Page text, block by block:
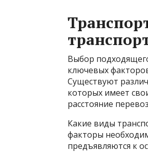
Выбор
ключевых
Существуют
которых имеет
расстояние
Какие виды
факторы
предъявляются к